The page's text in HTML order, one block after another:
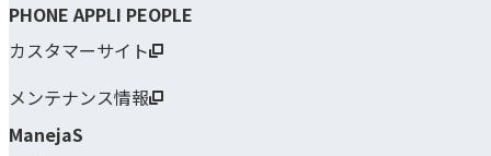
PHONE APPLI PEOPLE
カスタマーサイト
メンテナンス情報
ManejaS